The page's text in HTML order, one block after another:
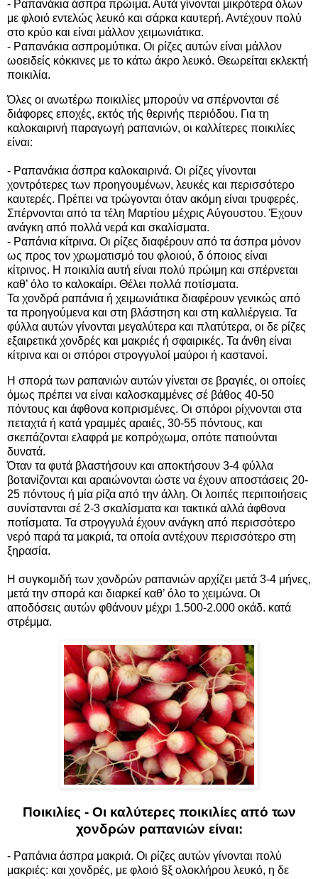
- Ραπανάκια άσπρα πρώιμα. Αυτά γίνονται μικρότερα όλων
με φλοιό εντελώς λευκό και σάρκα καυτερή. Αντέχουν πολύ
στο κρύο και είναι μάλλον χειμωνιάτικα.
- Ραπανάκια ασπρομύτικα. Οι ρίζες αυτών είναι μάλλον
ωοειδείς κόκκινες με το κάτω άκρο λευκό. Θεωρείται εκλεκτή
ποικιλία.
Όλες οι ανωτέρω ποικιλίες μπορούν να σπέρνονται σέ
διάφορες εποχές, εκτός τής θερινής περιόδου. Για τη
καλοκαιρινή παραγωγή ραπανιών, οι καλλίτερες ποικιλίες
είναι:
- Ραπανάκια άσπρα καλοκαιρινά. Οι ρίζες γίνονται
χοντρότερες των προηγουμένων, λευκές και περισσότερο
καυτερές. Πρέπει να τρώγονται όταν ακόμη είναι τρυφερές.
Σπέρνονται από τα τέλη Μαρτίου μέχρις Αύγουστου. Έχουν
ανάγκη από πολλά νερά και σκαλίσματα.
- Ραπάνια κίτρινα. Οι ρίζες διαφέρουν από τα άσπρα μόνον
ως προς τον χρωματισμό του φλοιού, δ όποιος είναι
κίτρινος. Η ποικιλία αυτή είναι πολύ πρώιμη και σπέρνεται
καθ’ όλο το καλοκαίρι. Θέλει πολλά ποτίσματα.
Τα χονδρά ραπάνια ή χειμωνιάτικα διαφέρουν γενικώς από
τα προηγούμενα και στη βλάστηση και στη καλλιέργεια. Τα
φύλλα αυτών γίνονται μεγαλύτερα και πλατύτερα, οι δε ρίζες
εξαιρετικά χονδρές και μακριές ή σφαιρικές. Τα άνθη είναι
κίτρινα και οι σπόροι στρογγυλοί μαύροι ή καστανοί.
Η σπορά των ραπανιών αυτών γίνεται σε βραγιές, οι οποίες
όμως πρέπει να είναι καλοσκαμμένες σέ βάθος 40-50
πόντους και άφθονα κοπρισμένες. Οι σπόροι ρίχνονται στα
πεταχτά ή κατά γραμμές αραιές, 30-55 πόντους, και
σκεπάζονται ελαφρά με κοπρόχωμα, οπότε πατιούνται
δυνατά.
Όταν τα φυτά βλαστήσουν και αποκτήσουν 3-4 φύλλα
βοτανίζονται και αραιώνονται ώστε να έχουν αποστάσεις 20-
25 πόντους ή μία ρίζα από την άλλη. Οι λοιπές περιποιήσεις
συνίστανται σέ 2-3 σκαλίσματα και τακτικά αλλά άφθονα
ποτίσματα. Τα στρογγυλά έχουν ανάγκη από περισσότερο
νερό παρά τα μακριά, τα οποία αντέχουν περισσότερο στη
ξηρασία.
Η συγκομιδή των χονδρών ραπανιών αρχίζει μετά 3-4 μήνες,
μετά την σπορά και διαρκεί καθ’ όλο το χειμώνα. Οι
αποδόσεις αυτών φθάνουν μέχρι 1.500-2.000 οκάδ. κατά
στρέμμα.
Ποικιλίες - Οι καλύτερες ποικιλίες από των
χονδρών ραπανιών είναι:
- Ραπάνια άσπρα μακριά. Οι ρίζες αυτών γίνονται πολύ
μακριές: και χονδρές, με φλοιό §ξ ολοκλήρου λευκό, η δε